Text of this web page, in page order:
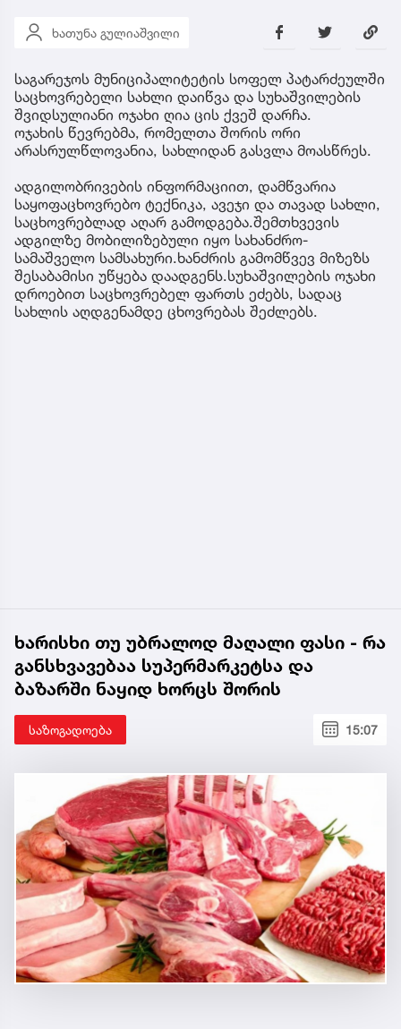
ხათუნა გულიაშვილი
საგარეჯოს მუნიციპალიტეტის სოფელ პატარძეულში
საცხოვრებელი სახლი დაიწვა და სუხაშვილების
შვიდსულიანი ოჯახი ღია ცის ქვეშ დარჩა.
ოჯახის წევრებმა, რომელთა შორის ორი
არასრულწლოვანია, სახლიდან გასვლა მოასწრეს.
ადგილობრივების ინფორმაციით, დამწვარია
საყოფაცხოვრებო ტექნიკა, ავეჯი და თავად სახლი,
საცხოვრებლად აღარ გამოდგება.შემთხვევის
ადგილზე მობილიზებული იყო სახანძრო-
სამაშველო სამსახური.ხანძრის გამომწვევ მიზეზს
შესაბამისი უწყება დაადგენს.სუხაშვილების ოჯახი
დროებით საცხოვრებელ ფართს ეძებს, სადაც
სახლის აღდგენამდე ცხოვრებას შეძლებს.
ხარისხი თუ უბრალოდ მაღალი ფასი - რა
განსხვავებაა სუპერმარკეტსა და
ბაზარში ნაყიდ ხორცს შორის
საზოგადოება 15:07